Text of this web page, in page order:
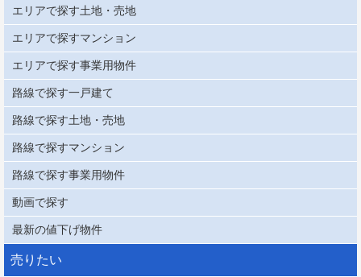
エリアで探す土地・売地
エリアで探すマンション
エリアで探す事業用物件
路線で探す一戸建て
路線で探す土地・売地
路線で探すマンション
路線で探す事業用物件
動画で探す
最新の値下げ物件
売りたい